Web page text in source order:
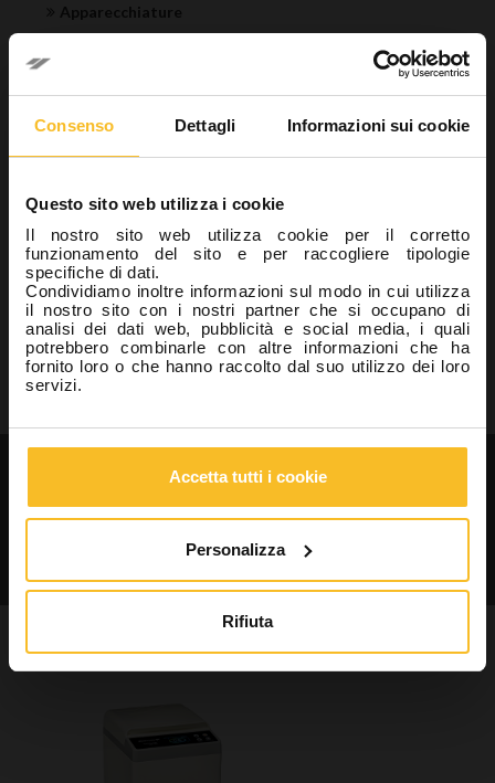
Consenso Dettagli Informazioni sui cookie
Questo sito web utilizza i cookie
Il nostro sito web utilizza cookie per il corretto
funzionamento del sito e per raccogliere tipologie
specifiche di dati.
Condividiamo inoltre informazioni sul modo in cui utilizza
il nostro sito con i nostri partner che si occupano di
analisi dei dati web, pubblicità e social media, i quali
potrebbero combinarle con altre informazioni che ha
fornito loro o che hanno raccolto dal suo utilizzo dei loro
servizi.
Accetta tutti i cookie
Personalizza
Rifiuta
Apparecchiature
Miscelatori per i sistemi d'impronta
Laboratorio
Industrial
Wellbeing
Ricerca prodotto
Cerca
Cerca
Richiedi cataloghi e
informazioni sui nostri prodotti
Contattaci
Potrebbe interessarti anche